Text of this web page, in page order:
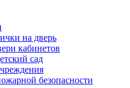
на дверь
кабинетов
сад
безопасности